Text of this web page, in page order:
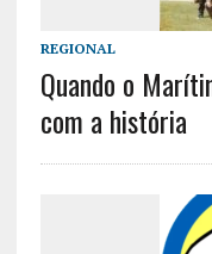
REGIONAL
Quando o
com a história